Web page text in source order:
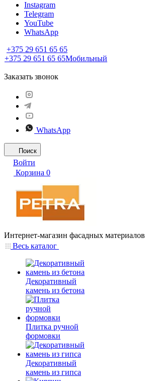
Instagram
Telegram
YouTube
WhatsApp
+375 29 651 65 65
+375 29 651 65 65Мобильный
Заказать звонок
WhatsApp
Поиск
Войти
Корзина 0
Интернет-магазин фасадных материалов
Весь каталог
Декоративный
камень из бетона
Плитка ручной
формовки
Декоративный
камень из гипса